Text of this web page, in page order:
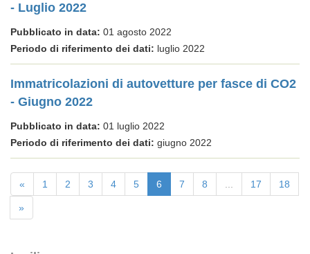
- Luglio 2022
Pubblicato in data: 01 agosto 2022
Periodo di riferimento dei dati: luglio 2022
Immatricolazioni di autovetture per fasce di CO2
- Giugno 2022
Pubblicato in data: 01 luglio 2022
Periodo di riferimento dei dati: giugno 2022
« 1 2 3 4 5 6 7 8 17 18
»